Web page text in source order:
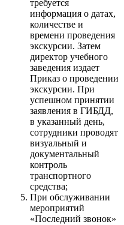
требуется
информация о датах,
количестве и
времени проведения
экскурсии. Затем
директор учебного
заведения издает
Приказ о проведении
экскурсии. При
успешном принятии
заявления в ГИБДД,
в указанный день,
сотрудники проводят
визуальный и
документальный
контроль
транспортного
средства;
При обслуживании
мероприятий
«Последний звонок»